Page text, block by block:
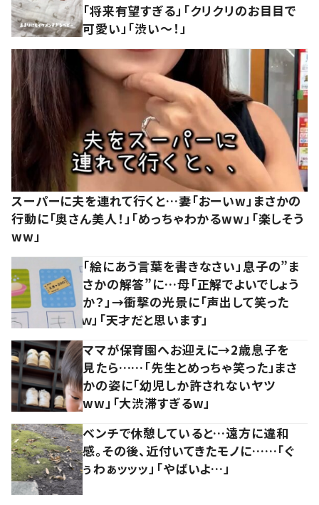
「将来有望すぎる」「クリクリのお目目で
可愛い」「渋い～！」
スーパーに夫を連れて行くと…妻「おーいw」まさかの
行動に「奥さん美人！」「めっちゃわかるww」「楽しそう
ww」
「絵にあう言葉を書きなさい」息子の”ま
さかの解答”に…母「正解でよいでしょう
か？」→衝撃の光景に「声出して笑った
ｗ」「天才だと思います」
ママが保育園へお迎えに→2歳息子を
見たら……「先生とめっちゃ笑った」まさ
かの姿に「幼児しか許されないヤツ
ww」「大渋滞すぎるw」
ベンチで休憩していると…遠方に違和
感。その後、近付いてきたモノに……「ぐ
ぅわぁッッッ」「やばいよ…」